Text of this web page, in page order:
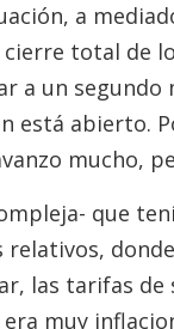
a
total de
a un
está abierto.
mucho,
que
las tarifas
muy